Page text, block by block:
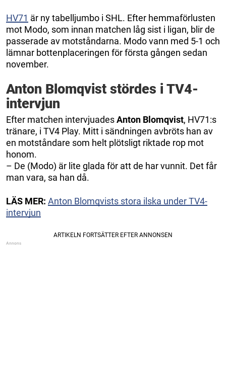
HV71 är ny tabelljumbo i SHL. Efter hemmaförlusten
mot Modo, som innan matchen låg sist i ligan, blir de
passerade av motståndarna. Modo vann med 5-1 och
lämnar bottenplaceringen för första gången sedan
november.
Anton Blomqvist stördes i TV4-
intervjun
Efter matchen intervjuadesAnton Blomqvist, HV71:s
tränare, i TV4 Play. Mitt i sändningen avbröts han av
en motståndare som helt plötsligt riktade rop mot
honom.
– De (Modo) är lite glada för att de har vunnit. Det får
man vara, sa han då.
LÄS MER: Anton Blomqvists stora ilska under TV4-
intervjun